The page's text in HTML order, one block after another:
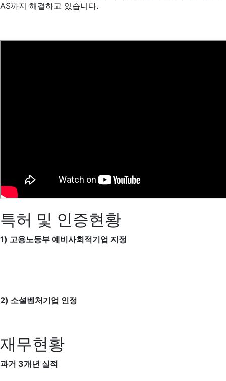
AS까지 해결하고 있습니다.
특허 및 인증현황
1) 고용노동부 예비사회적기업 지정
2) 소셜벤처기업 인정
재무현황
과거 3개년 실적